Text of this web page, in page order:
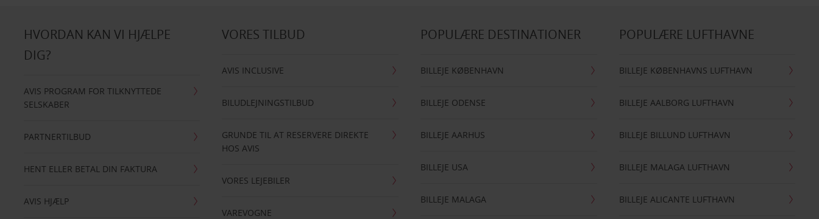
HVORDAN KAN VI HJÆLPE
DIG?
AVIS PROGRAM FOR TILKNYTTEDE
SELSKABER
PARTNERTILBUD
HENT ELLER BETAL DIN FAKTURA
AVIS HJÆLP
VORES TILBUD
AVIS INCLUSIVE
BILUDLEJNINGSTILBUD
GRUNDE TIL AT RESERVERE DIREKTE
HOS AVIS
VORES LEJEBILER
VAREVOGNE
POPULÆRE DESTINATIONER
BILLEJE KØBENHAVN
BILLEJE ODENSE
BILLEJE AARHUS
BILLEJE USA
BILLEJE MALAGA
POPULÆRE LUFTHAVNE
BILLEJE KØBENHAVNS LUFTHAVN
BILLEJE AALBORG LUFTHAVN
BILLEJE BILLUND LUFTHAVN
BILLEJE MALAGA LUFTHAVN
BILLEJE ALICANTE LUFTHAVN